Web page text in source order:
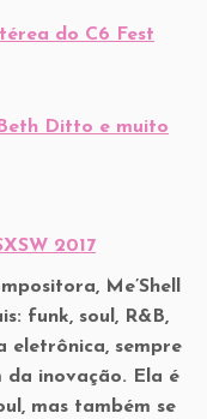
do C6 Fest
Ditto e muito
2017
Me’Shell
funk, soul, R&B,
eletrônica, sempre
da inovação. Ela é
mas também se